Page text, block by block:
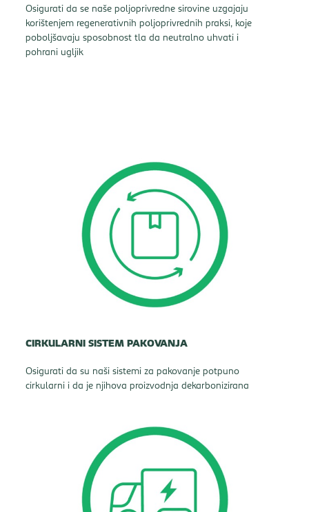
Osigurati da se naše poljoprivredne sirovine uzgajaju
korištenjem regenerativnih poljoprivrednih praksi, koje
poboljšavaju sposobnost tla da neutralno uhvati i
pohrani ugljik
CIRKULARNI SISTEM PAKOVANJA
Osigurati da su naši sistemi za pakovanje potpuno
cirkularni i da je njihova proizvodnja dekarbonizirana